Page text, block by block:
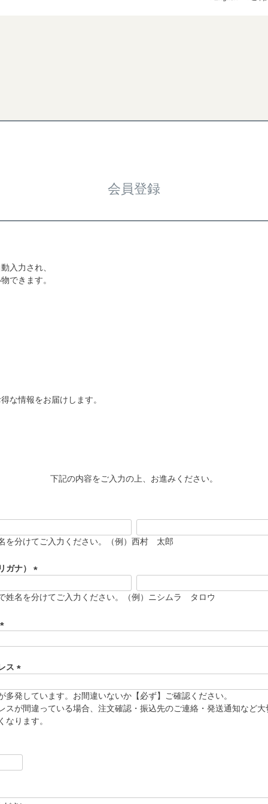
会員登録
入力され、
できます。
な情報をお届けします。
下記の内容をご入力の上、お進みください。
を分けてご入力ください。（例）西村 太郎
ガナ）
必
姓名を分けてご入力ください。（例）ニシムラ タロウ
須
)
ス
必
須
)
多発しています。お間違いないか【必ず】ご確認ください。
スが間違っている場合、注文確認・振込先のご連絡・発送通知など大
なります。